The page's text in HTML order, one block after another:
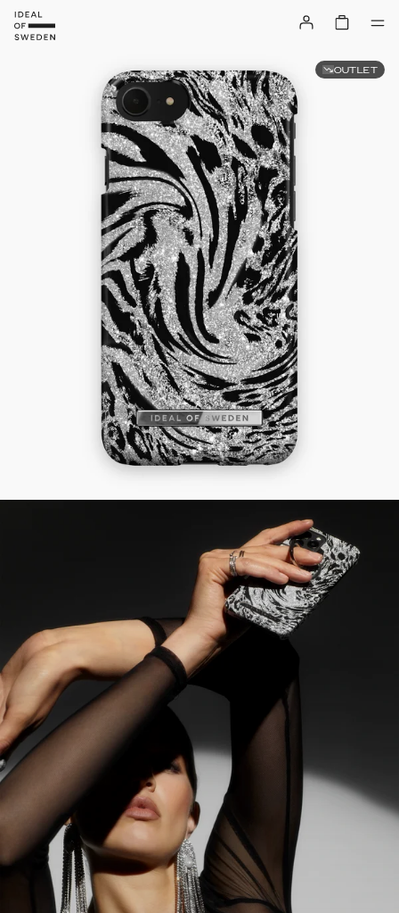
OUTLET